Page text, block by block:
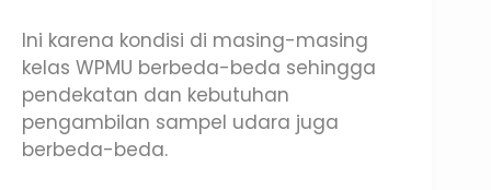
Ini karena kondisi di masing-masing
kelas WPMU berbeda-beda sehingga
pendekatan dan kebutuhan
pengambilan sampel udara juga
berbeda-beda.